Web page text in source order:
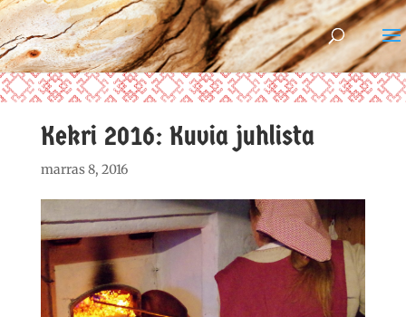
Kekri 2016: Kuvia juhlista
marras 8, 2016